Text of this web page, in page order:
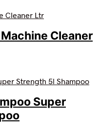
Cleaner
Super